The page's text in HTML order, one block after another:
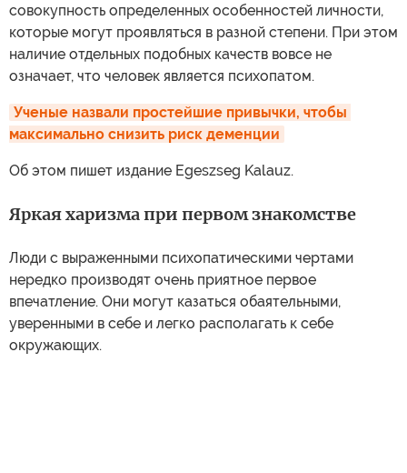
совокупность определенных особенностей личности,
которые могут проявляться в разной степени. При этом
наличие отдельных подобных качеств вовсе не
означает, что человек является психопатом.
Ученые назвали простейшие привычки, чтобы
максимально снизить риск деменции
Об этом пишет издание Egeszseg Kalauz.
Яркая харизма при первом знакомстве
Люди с выраженными психопатическими чертами
нередко производят очень приятное первое
впечатление. Они могут казаться обаятельными,
уверенными в себе и легко располагать к себе
окружающих.